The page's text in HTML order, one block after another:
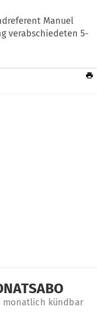
Manuel
verabschiedeten 5-